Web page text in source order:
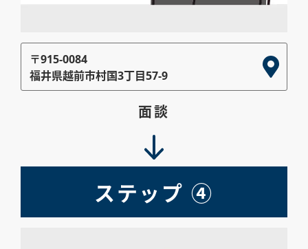
〒915-0084
福井県越前市村国3丁目57-9
ア
面談
ステップ ④